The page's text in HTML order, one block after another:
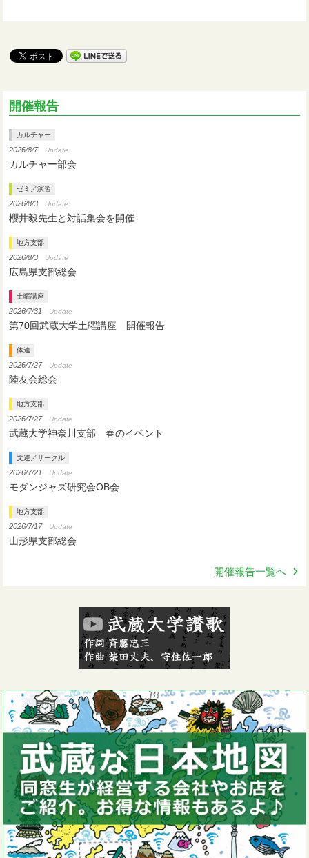
開催報告
カルチャー
2026/8/7 Update
カルチャー部会
ゼミ／演習
2026/8/3 Update
櫻井毅先生と対話集会を開催
地方支部
2026/8/3 Update
広島県支部総会
土曜講座
2026/7/31 Update
第70回武蔵大学土曜講座 開催報告
体連
2026/7/27 Update
陸友会総会
地方支部
2026/7/27 Update
武蔵大学神奈川支部 春のイベント
文連／サークル
2026/7/21 Update
モダンジャズ研究会OB会
地方支部
2026/7/17 Update
山形県支部総会
開催報告一覧へ